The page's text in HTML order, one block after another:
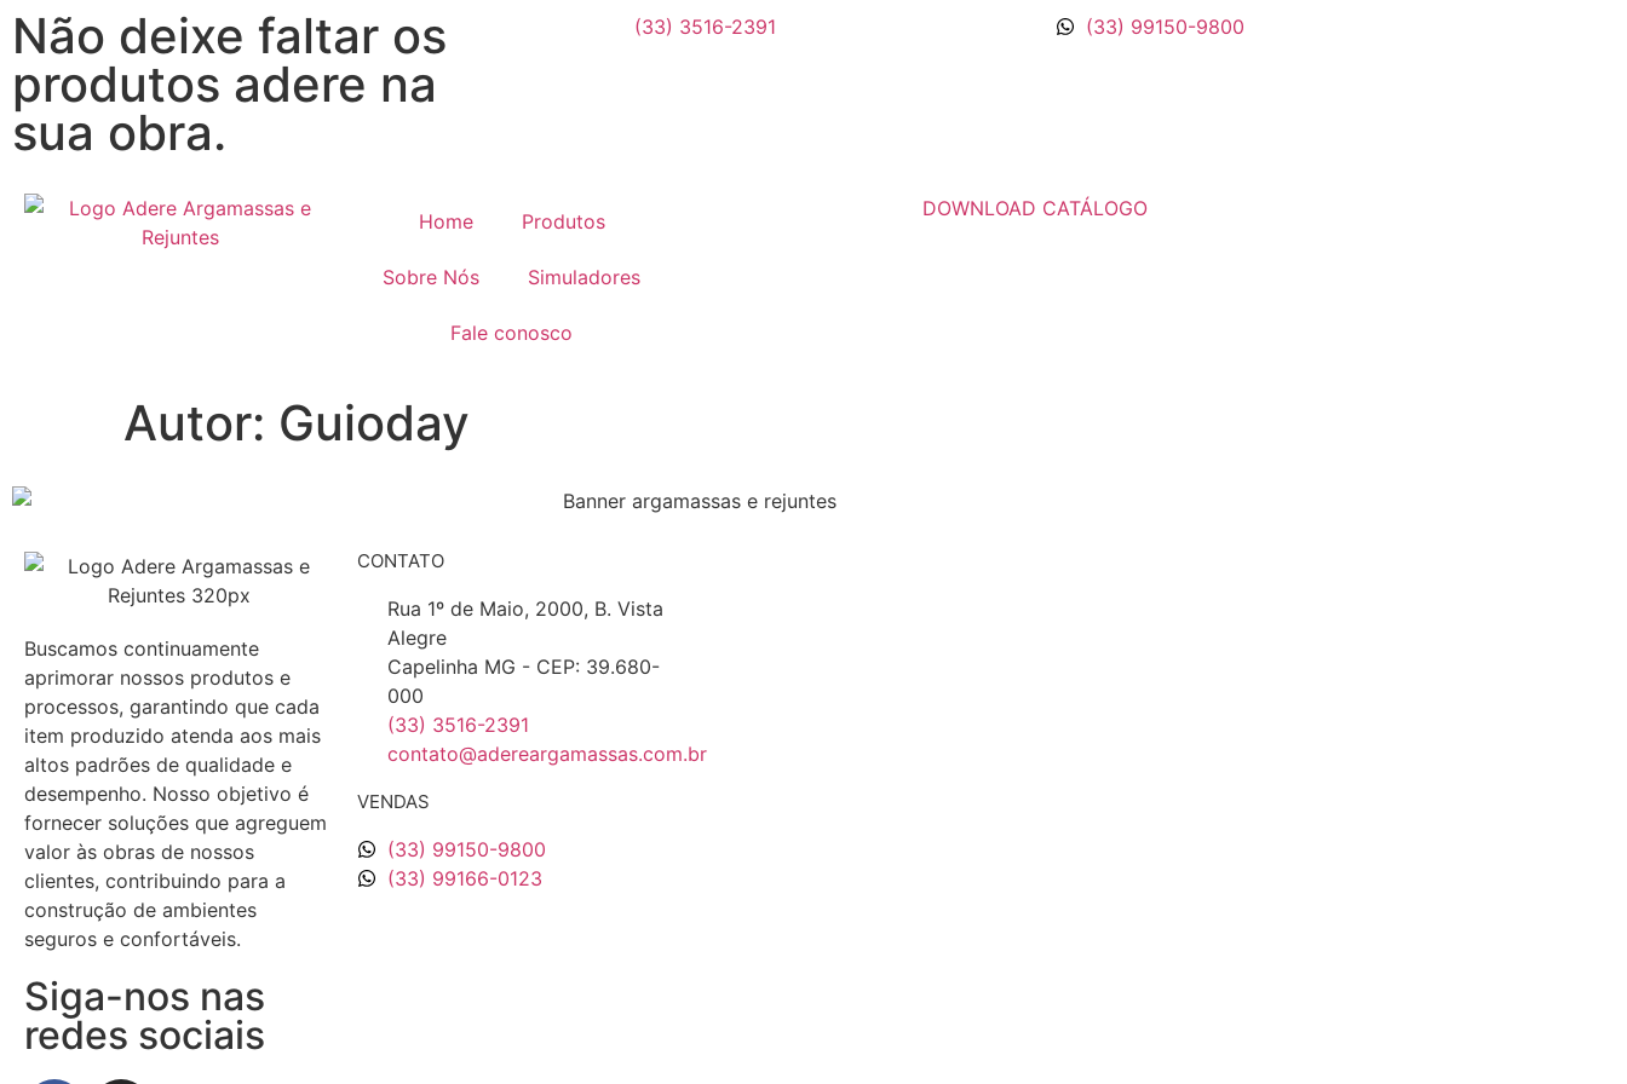
Não deixe faltar os
produtos adere na
sua obra.
(33) 3516-2391 (33) 99150-9800
Home Produtos
Sobre Nós Simuladores
Fale conosco
DOWNLOAD CATÁLOGO
Autor: Guioday
Buscamos continuamente
aprimorar nossos produtos e
processos, garantindo que cada
item produzido atenda aos mais
altos padrões de qualidade e
desempenho. Nosso objetivo é
fornecer soluções que agreguem
valor às obras de nossos
clientes, contribuindo para a
construção de ambientes
seguros e confortáveis.
Siga-nos nas
redes sociais
CONTATO
Rua 1º de Maio, 2000, B. Vista
Alegre
Capelinha MG - CEP: 39.680-
000
(33) 3516-2391
contato@adereargamassas.com.br
VENDAS
(33) 99150-9800
(33) 99166-0123